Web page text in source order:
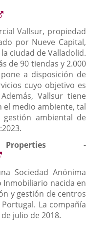
Enlace
una
aplicación
externa.
Vallsur, propiedad
por Nueve Capital,
ciudad de Valladolid.
de 90 tiendas y 2.000
a disposición de
cuyo objetivo es
Vallsur tiene
el medio ambiente, tal
ambiental de
-
Enlace
una
aplicación
externa.
Sociedad Anónima
Inmobiliario nacida en
y gestión de centros
La compañía
julio de 2018.